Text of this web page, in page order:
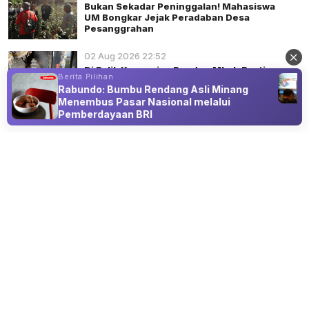
Bukan Sekadar Peninggalan! Mahasiswa
UM Bongkar Jejak Peradaban Desa
Pesanggrahan
02 Aug 2026 22:52
Di Balik Kesunyian Punden Mbah Ranti
Berita Pilihan
Rabundo: Bumbu Rendang Asli Minang
Menembus Pasar Nasional melalui
Pemberdayaan BRI